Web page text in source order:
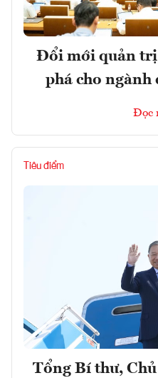
Đổi mới quản
phá cho ngành
Đọc
Tiêu điểm
Tổng Bí thư,